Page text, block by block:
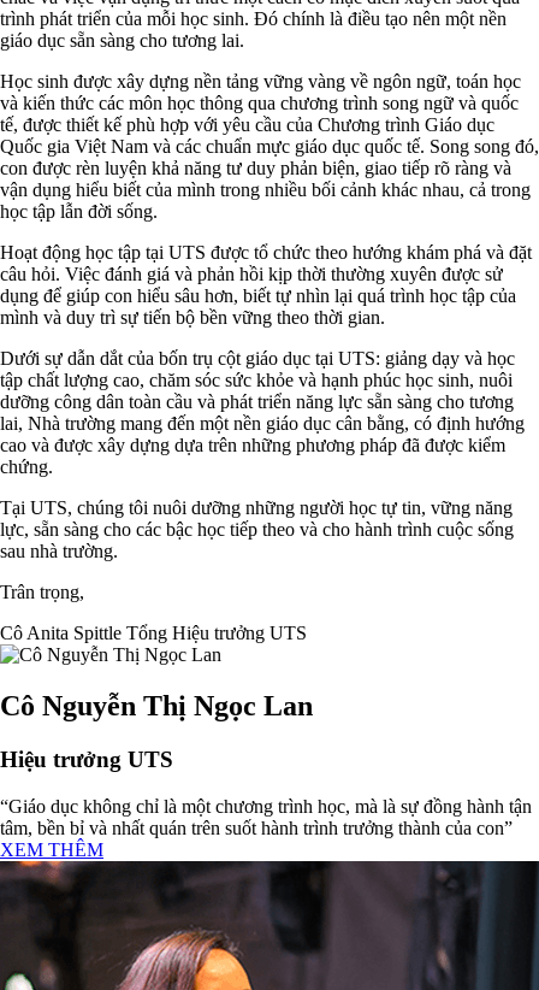
trình phát triển của mỗi học sinh. Đó chính là điều tạo nên một nền
giáo dục sẵn sàng cho tương lai.
Học sinh được xây dựng nền tảng vững vàng về ngôn ngữ, toán học
và kiến thức các môn học thông qua chương trình song ngữ và quốc
tế, được thiết kế phù hợp với yêu cầu của Chương trình Giáo dục
Quốc gia Việt Nam và các chuẩn mực giáo dục quốc tế. Song song đó,
con được rèn luyện khả năng tư duy phản biện, giao tiếp rõ ràng và
vận dụng hiểu biết của mình trong nhiều bối cảnh khác nhau, cả trong
học tập lẫn đời sống.
Hoạt động học tập tại UTS được tổ chức theo hướng khám phá và đặt
câu hỏi. Việc đánh giá và phản hồi kịp thời thường xuyên được sử
dụng để giúp con hiểu sâu hơn, biết tự nhìn lại quá trình học tập của
mình và duy trì sự tiến bộ bền vững theo thời gian.
Dưới sự dẫn dắt của bốn trụ cột giáo dục tại UTS: giảng dạy và học
tập chất lượng cao, chăm sóc sức khỏe và hạnh phúc học sinh, nuôi
dưỡng công dân toàn cầu và phát triển năng lực sẵn sàng cho tương
lai, Nhà trường mang đến một nền giáo dục cân bằng, có định hướng
cao và được xây dựng dựa trên những phương pháp đã được kiểm
chứng.
Tại UTS, chúng tôi nuôi dưỡng những người học tự tin, vững năng
lực, sẵn sàng cho các bậc học tiếp theo và cho hành trình cuộc sống
sau nhà trường.
Trân trọng,
Cô Anita Spittle Tổng Hiệu trưởng UTS
Cô Nguyễn Thị Ngọc Lan
Hiệu trưởng UTS
“Giáo dục không chỉ là một chương trình học, mà là sự đồng hành tận
tâm, bền bỉ và nhất quán trên suốt hành trình trưởng thành của con”
XEM THÊM